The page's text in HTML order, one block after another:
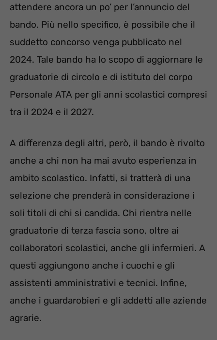
attendere ancora un po’ per l’annuncio del
bando. Più nello specifico, è possibile che il
suddetto concorso venga pubblicato nel
2024. Tale bando ha lo scopo di aggiornare le
graduatorie di circolo e di istituto del corpo
Personale ATA per gli anni scolastici compresi
tra il 2024 e il 2027.
A differenza degli altri, però, il bando è rivolto
anche a chi non ha mai avuto esperienza in
ambito scolastico. Infatti, si tratterà di una
selezione che prenderà in considerazione i
soli titoli di chi si candida. Chi rientra nelle
graduatorie di terza fascia sono, oltre ai
collaboratori scolastici, anche gli infermieri. A
questi aggiungono anche i cuochi e gli
assistenti amministrativi e tecnici. Infine,
anche i guardarobieri e gli addetti alle aziende
agrarie.